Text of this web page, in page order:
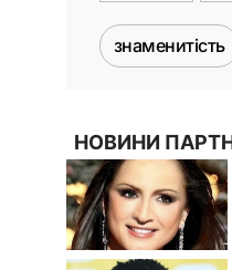
знаменитість